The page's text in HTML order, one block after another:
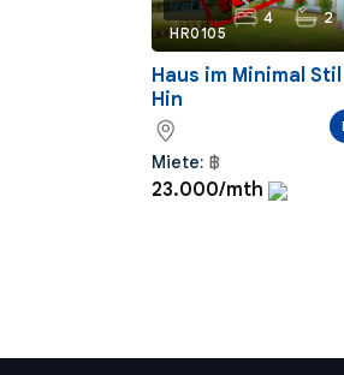
Ref.:
HR0105
4 2
Haus im Minimal
Hin
Miete: ฿
23.000/mth